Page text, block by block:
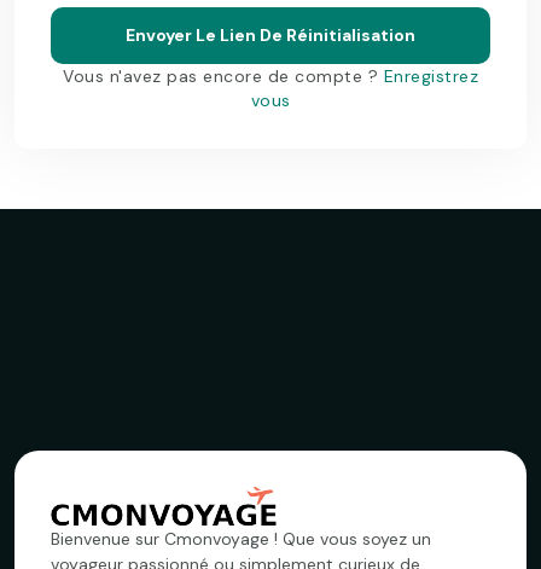
Envoyer Le Lien De Réinitialisation
Vous n'avez pas encore de compte ? Enregistrez
vous
Bienvenue sur Cmonvoyage ! Que vous soyez un
voyageur passionné ou simplement curieux de